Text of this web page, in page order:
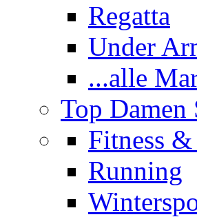
Regatta
Under
...alle
Top Damen
Fitness
Running